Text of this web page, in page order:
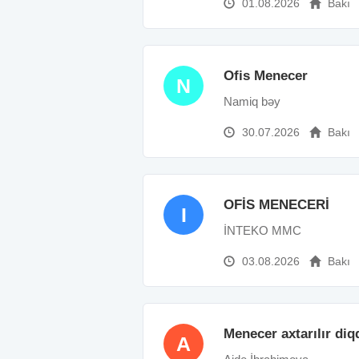
01.08.2026 Bakı
N Ofis Menecer
Namiq bəy
30.07.2026 Bakı
I OFİS MENECERİ
İNTEKO MMC
03.08.2026 Bakı
A Menecer axtarılır